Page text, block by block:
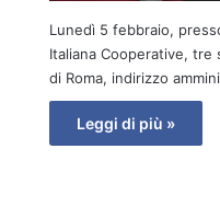
Lunedì 5 febbraio,
Italiana Cooperative, tre
di Roma, indirizzo
Leggi di più »